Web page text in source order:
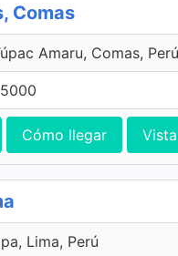
Comas
Amaru, Comas, Perú
Cómo llegar
Lima, Perú